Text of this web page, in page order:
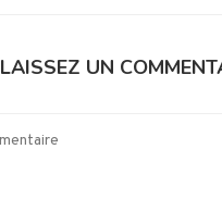
LAISSEZ UN